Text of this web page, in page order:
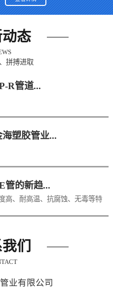
态
拼搏进取
R管道...
塑胶管业...
管的新趋...
高、耐高温、抗腐蚀、无毒等特
们
业有限公司